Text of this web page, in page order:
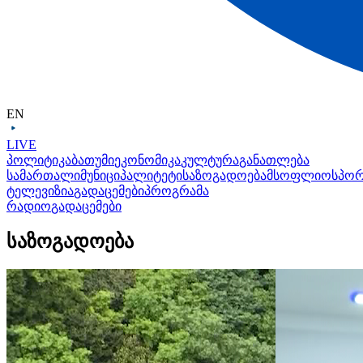
EN
LIVE
პოლიტიკაბათუმიეკონომიკაკულტურაგანათლება
სამართალიმუნიციპალიტეტისაზოგადოებამსოფლიო
ტელევიზიაგადაცემებიპროგრამა
რადიოგადაცემები
საზოგადოება